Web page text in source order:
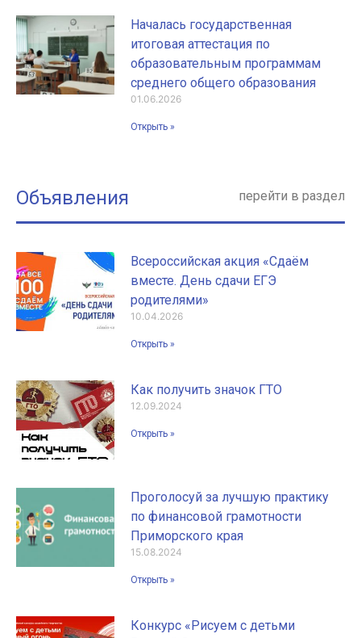
Началась государственная
итоговая аттестация по
образовательным программам
среднего общего образования
01.06.2026
Открыть »
Объявления перейти в раздел
Всероссийская акция «Сдаём
вместе. День сдачи ЕГЭ
родителями»
10.04.2026
Открыть »
Как получить значок ГТО
12.09.2024
Открыть »
Проголосуй за лучшую практику
по финансовой грамотности
Приморского края
15.08.2024
Открыть »
Конкурс «Рисуем с детьми